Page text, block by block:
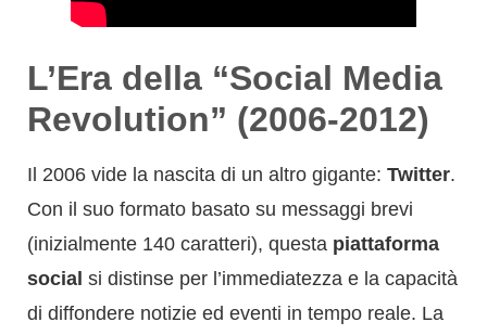
L’Era della “Social Media
Revolution” (2006-2012)
Il 2006 vide la nascita di un altro gigante: Twitter.
Con il suo formato basato su messaggi brevi
(inizialmente 140 caratteri), questa piattaforma
social si distinse per l’immediatezza e la capacità
di diffondere notizie ed eventi in tempo reale. La